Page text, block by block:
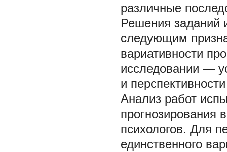
различные
Решения заданий
следующим
вариативности
исследовании —
и
Анализ работ
прогнозирования
психологов. Для
единственного